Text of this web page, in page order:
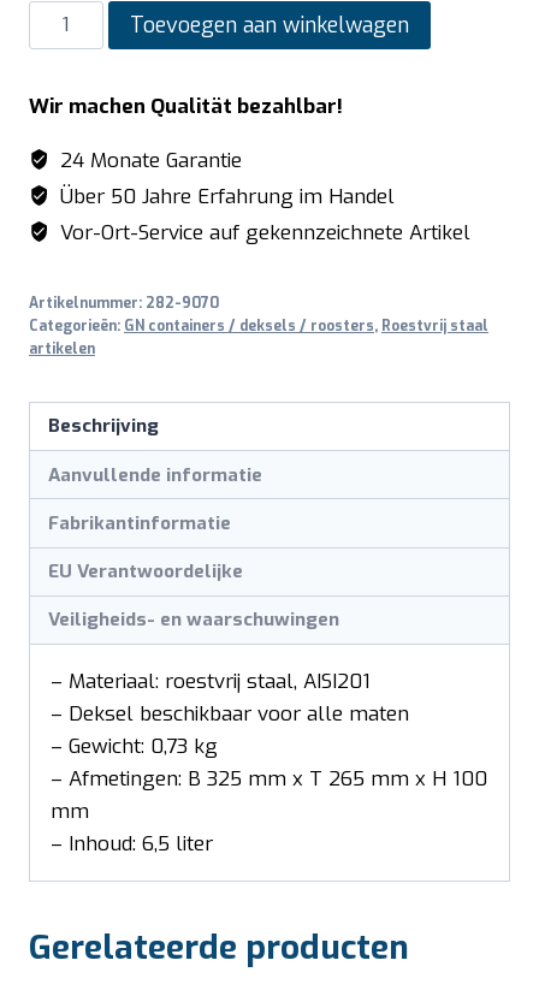
SARO
BUDGET
GN-
bak
1/2
GN
diepte
mm
aantal
Toevoegen aan winkelwagen
Wir machen Qualität bezahlbar!
24 Monate Garantie
Über 50 Jahre Erfahrung im Handel
Vor-Ort-Service auf gekennzeichnete Artikel
Artikelnummer: 282-9070
Categorieën: GN containers / deksels / roosters, Roestvrij staal
artikelen
Beschrijving
Aanvullende informatie
Fabrikantinformatie
EU Verantwoordelijke
Veiligheids- en waarschuwingen
– Materiaal: roestvrij staal, AISI201
– Deksel beschikbaar voor alle maten
– Gewicht: 0,73 kg
– Afmetingen: B 325 mm x T 265 mm x H 100
mm
– Inhoud: 6,5 liter
Gerelateerde producten